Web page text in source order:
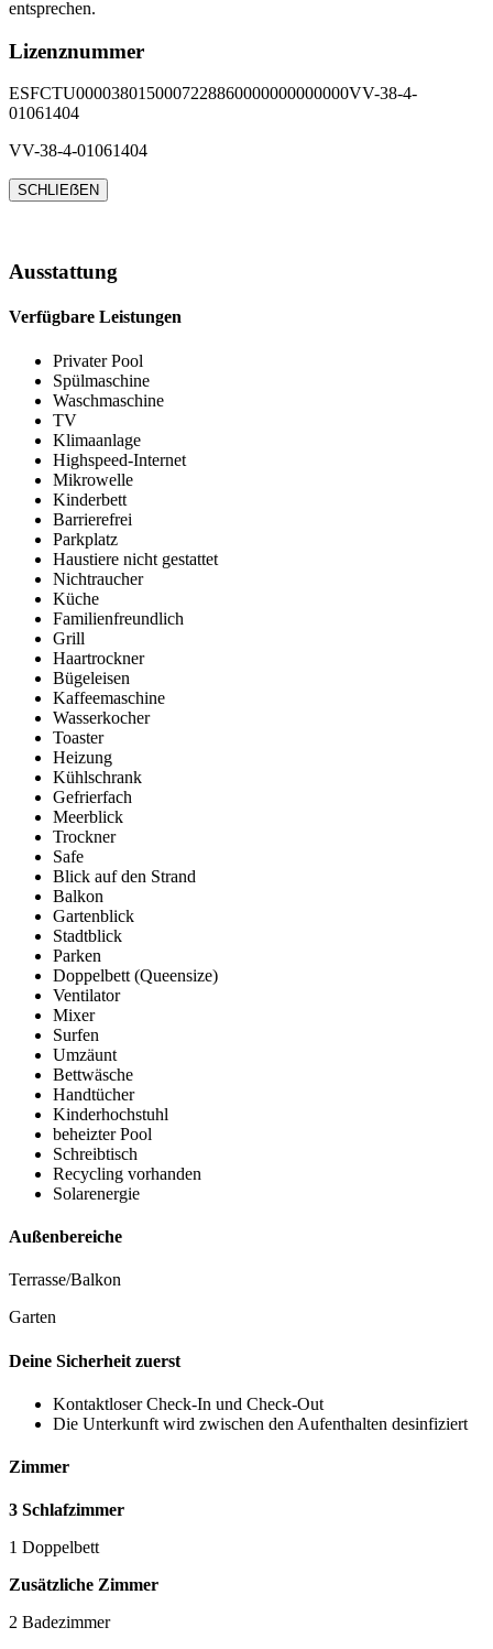
entsprechen.
Lizenznummer
ESFCTU0000380150007228860000000000000VV-38-4-
01061404
VV-38-4-01061404
SCHLIEẞEN
Ausstattung
Verfügbare Leistungen
Privater Pool
Spülmaschine
Waschmaschine
TV
Klimaanlage
Highspeed-Internet
Mikrowelle
Kinderbett
Barrierefrei
Parkplatz
Haustiere nicht gestattet
Nichtraucher
Küche
Familienfreundlich
Grill
Haartrockner
Bügeleisen
Kaffeemaschine
Wasserkocher
Toaster
Heizung
Kühlschrank
Gefrierfach
Meerblick
Trockner
Safe
Blick auf den Strand
Balkon
Gartenblick
Stadtblick
Parken
Doppelbett (Queensize)
Ventilator
Mixer
Surfen
Umzäunt
Bettwäsche
Handtücher
Kinderhochstuhl
beheizter Pool
Schreibtisch
Recycling vorhanden
Solarenergie
Außenbereiche
Terrasse/Balkon
Garten
Deine Sicherheit zuerst
Kontaktloser Check-In und Check-Out
Die Unterkunft wird zwischen den Aufenthalten desinfiziert
Zimmer
3 Schlafzimmer
1 Doppelbett
Zusätzliche Zimmer
2 Badezimmer